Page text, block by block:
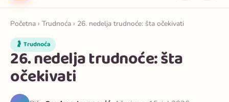
Početna › Trudnoća › 26. nedelja trudnoće: šta očekivati
🤰 Trudnoća
26. nedelja trudnoće: šta
očekivati